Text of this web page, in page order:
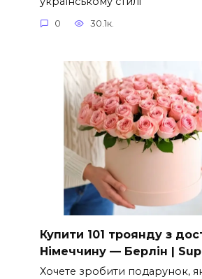
0 30.1к.
Купити 101 троянду з
Німеччину — Берлін |
Хочете зробити подарунок,